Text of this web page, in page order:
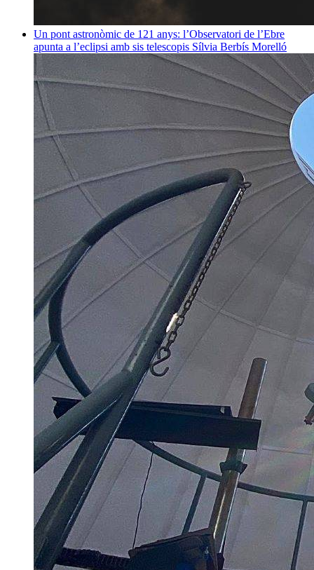
Un pont astronòmic de 121 anys: l’Observatori de l’Ebre
apunta a l’eclipsi amb sis telescopis Sílvia Berbís Morelló